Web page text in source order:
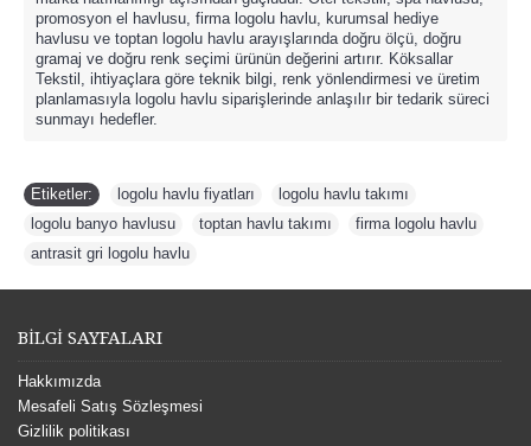
promosyon el havlusu, firma logolu havlu, kurumsal hediye
havlusu ve toptan logolu havlu arayışlarında doğru ölçü, doğru
gramaj ve doğru renk seçimi ürünün değerini artırır. Köksallar
Tekstil, ihtiyaçlara göre teknik bilgi, renk yönlendirmesi ve üretim
planlamasıyla logolu havlu siparişlerinde anlaşılır bir tedarik süreci
sunmayı hedefler.
Etiketler: logolu havlu fiyatları logolu havlu takımı
logolu banyo havlusu
toptan havlu takımı firma logolu havlu
antrasit gri logolu havlu
BİLGİ SAYFALARI
Hakkımızda
Mesafeli Satış Sözleşmesi
Gizlilik politikası